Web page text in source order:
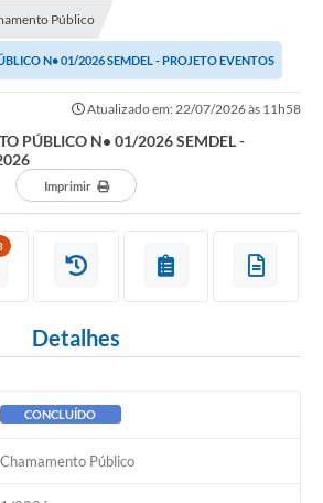
Público
N• 01/2026 SEMDEL - PROJETO EVENTOS
Atualizado em: 22/07/2026 às 11h58
PÚBLICO N• 01/2026 SEMDEL -
Imprimir
Detalhes
CONCLUÍDO
Chamamento Público